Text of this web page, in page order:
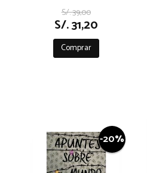
S/. 39,00
S/. 31,20
Comprar
-20%